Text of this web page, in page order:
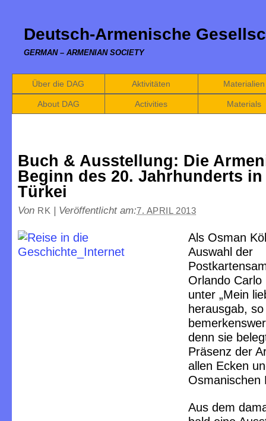
Deutsch-Armenische
GERMAN – ARMENIAN SOCIETY
Über die DAG Aktivitäten Materialien
About DAG Activities Materials
Buch & Ausstellung: Die
Beginn des 20. Jahrhunderts
Türkei
Von RK | Veröffentlicht am:7. APRIL 2013
Als Osman
Auswahl der
Orlando Carlo
unter „Mein
herausgab,
denn sie
Präsenz der
allen Ecken
Osmanischen
Aus dem